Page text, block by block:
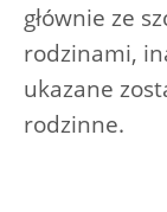
głównie ze
rodzinami,
ukazane
rodzinne.